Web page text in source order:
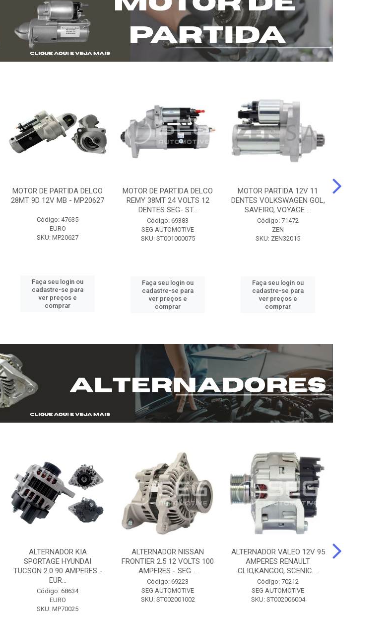
MOTOR DE PARTIDA DELCO
28MT 9D 12V MB - MP20627
Código: 47635
EURO
SKU: MP20627
Faça seu login ou
cadastre-se para
ver preços e
comprar
MOTOR DE PARTIDA DELCO
REMY 38MT 24 VOLTS 12
DENTES SEG- ST...
Código: 69383
SEG AUTOMOTIVE
SKU: ST001000075
Faça seu login ou
cadastre-se para
ver preços e
comprar
MOTOR PARTIDA 12V 11
DENTES VOLKSWAGEN GOL,
SAVEIRO, VOYAGE ...
Código: 71472
ZEN
SKU: ZEN32015
Faça seu login ou
cadastre-se para
ver preços e
comprar
ALTERNADOR KIA
SPORTAGE HYUNDAI
TUCSON 2.0 90 AMPERES -
EUR...
Código: 68634
EURO
SKU: MP70025
ALTERNADOR NISSAN
FRONTIER 2.5 12 VOLTS 100
AMPERES - SEG ...
Código: 69223
SEG AUTOMOTIVE
SKU: ST002001002
ALTERNADOR VALEO 12V 95
AMPERES RENAULT
CLIO,KANGOO, SCENIC ...
Código: 70212
SEG AUTOMOTIVE
SKU: ST002006004